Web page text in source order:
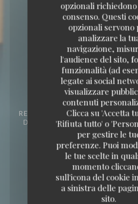
opzionali
consenso. Questi
opzionali servono
analizzare la
navigazione,
l'audience del sito,
funzionalità (ad
legate ai social
visualizzare
contenuti
Clicca su 'Accetta
'Rifiuta tutto' o
per gestire le
preferenze. Puoi
le tue scelte in
momento
sull'icona del cookie
a sinistra delle
sito.
RESTAURANT ITALIEN -
DU PONT AUX CHATS 67000
Capricciosa